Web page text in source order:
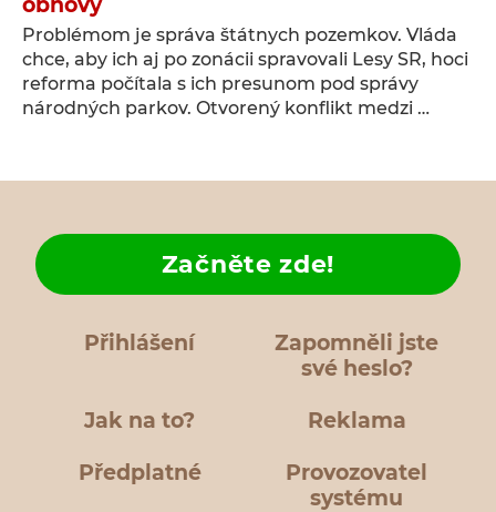
Problémom je správa štátnych pozemkov. Vláda
chce, aby ich aj po zonácii spravovali Lesy SR, hoci
reforma počítala s ich presunom pod správy
národných parkov. Otvorený konflikt medzi …
Přihlášení
Zapomněli jste
své heslo?
Jak na to?
Začněte zde!
Reklama
Předplatné
Provozovatel
systému